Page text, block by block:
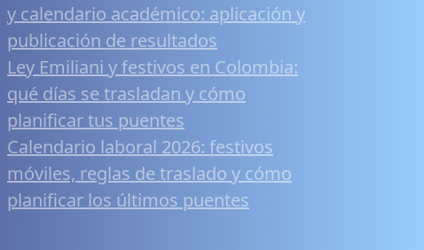
y calendario académico: aplicación y
publicación de resultados
Ley Emiliani y festivos en Colombia:
qué días se trasladan y cómo
planificar tus puentes
Calendario laboral 2026: festivos
móviles, reglas de traslado y cómo
planificar los últimos puentes